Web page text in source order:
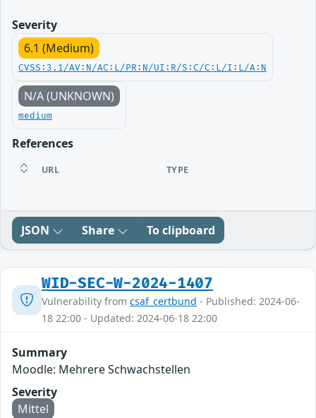
Severity
6.1 (Medium)
CVSS:3.1/AV:N/AC:L/PR:N/UI:R/S:C/C:L/I:L/A:N
N/A (UNKNOWN)
medium
References
URL TYPE
JSON Share To clipboard
WID-SEC-W-2024-1407
Vulnerability from csaf_certbund - Published: 2024-06-
18 22:00 - Updated: 2024-06-18 22:00
Summary
Moodle: Mehrere Schwachstellen
Severity
Mittel